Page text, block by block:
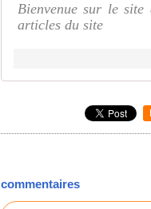
Bienvenue sur le site
articles du site
commentaires